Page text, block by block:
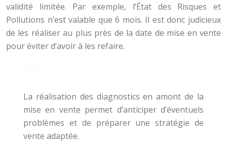
validité limitée. Par exemple, l’État des Risques et
Pollutions n’est valable que 6 mois. Il est donc judicieux
de les réaliser au plus près de la date de mise en vente
pour éviter d’avoir à les refaire.
La réalisation des diagnostics en amont de la
mise en vente permet d’anticiper d’éventuels
problèmes et de préparer une stratégie de
vente adaptée.